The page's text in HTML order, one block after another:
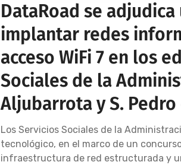
DataRoad se
implantar redes
acceso WiFi 7 en los
Sociales de la
Aljubarrota y S. Pedro
Los Servicios Sociales de la
tecnológico, en el marco de un
infraestructura de red estructurada y